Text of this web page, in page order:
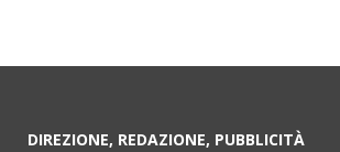
DIREZIONE, REDAZIONE, PUBBLICITÀ